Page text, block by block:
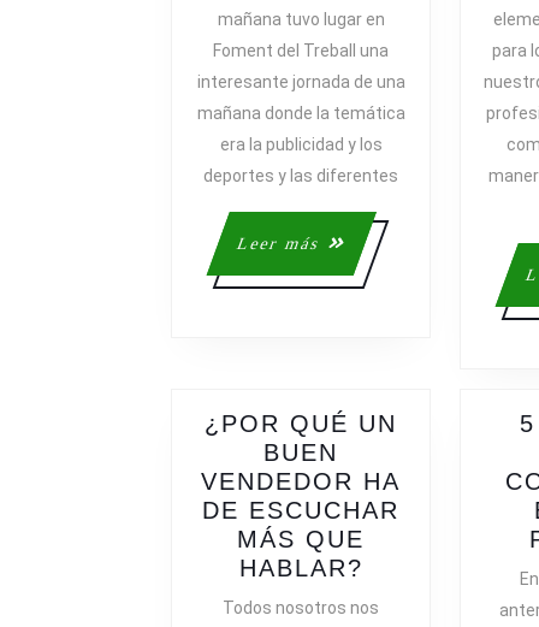
DIGITAL
mañana tuvo lugar en
Foment del Treball una
interesante jornada de una
mañana donde la temática
era la publicidad y los
deportes y las diferentes
Leer más
Leer
más
para
¿POR QUÉ UN
BUEN
VENDEDOR HA
DE ESCUCHAR
MÁS QUE
HABLAR?
Todos nosotros nos